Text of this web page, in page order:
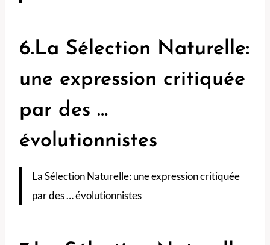
6.La Sélection Naturelle:
une expression critiquée
par des …
évolutionnistes
La Sélection Naturelle: une expression critiquée
par des … évolutionnistes